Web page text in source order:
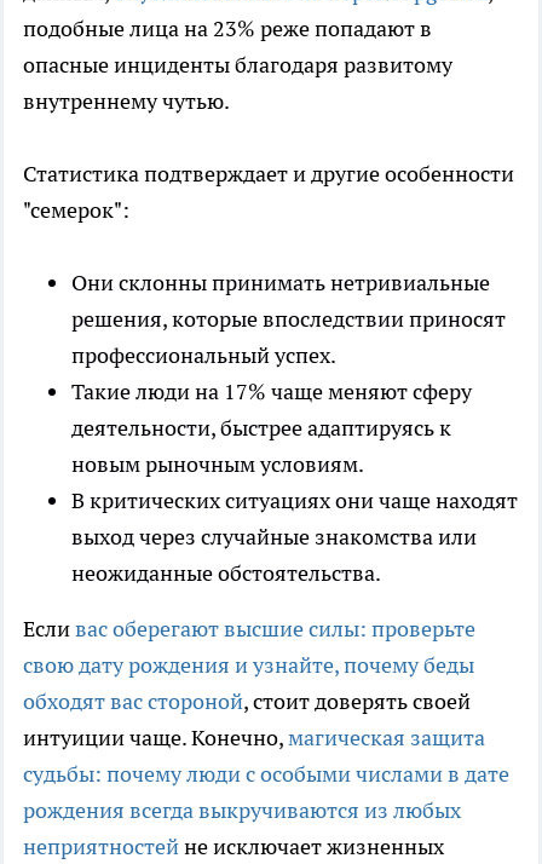
подобные лица на 23% реже попадают в
опасные инциденты благодаря развитому
внутреннему чутью.
Статистика подтверждает и другие особенности
"семерок":
Они склонны принимать нетривиальные
решения, которые впоследствии приносят
профессиональный успех.
Такие люди на 17% чаще меняют сферу
деятельности, быстрее адаптируясь к
новым рыночным условиям.
В критических ситуациях они чаще находят
выход через случайные знакомства или
неожиданные обстоятельства.
Есливас оберегают высшие силы: проверьте
свою дату рождения и узнайте, почему беды
обходят вас стороной, стоит доверять своей
интуиции чаще. Конечно,магическая защита
судьбы: почему люди с особыми числами в дате
рождения всегда выкручиваются из любых
неприятностейне исключает жизненных